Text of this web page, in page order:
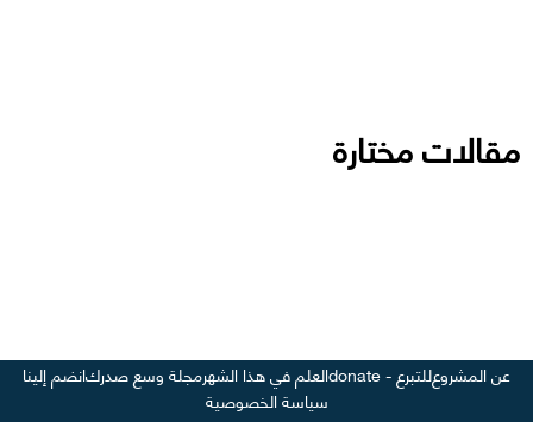
مقالات مختارة
عن المشروعللتبرع - donate العلم في هذا الشهرمجلة وسع صدركانضم إلينا
سياسة الخصوصية